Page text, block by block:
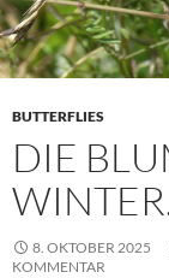
BUTTERFLIES
DIE
8. OKTOBER 2025
KOMMENTAR